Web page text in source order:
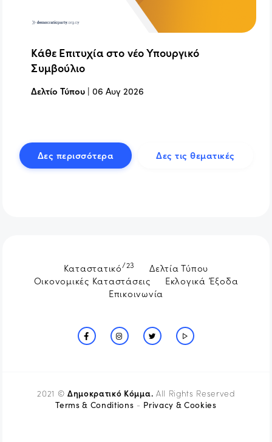
Κάθε Επιτυχία στο νέο Υπουργικό
Συμβούλιο
Δελτίο Τύπου |06 Αυγ 2026
Δες περισσότερα Δες τις θεματικές
Καταστατικό/23
Δελτία Τύπου
Οικονομικές Καταστάσεις
Εκλογικά Έξοδα
Επικοινωνία
2021 ©Δημοκρατικό Κόμμα. All Rights Reserved
Terms & Conditions - Privacy & Cookies